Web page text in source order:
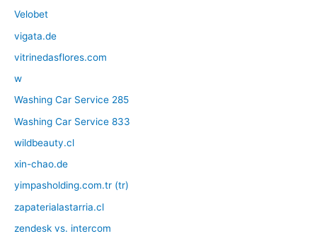
Velobet
vigata.de
vitrinedasflores.com
w
Washing Car Service 285
Washing Car Service 833
wildbeauty.cl
xin-chao.de
yimpasholding.com.tr (tr)
zapaterialastarria.cl
zendesk vs. intercom